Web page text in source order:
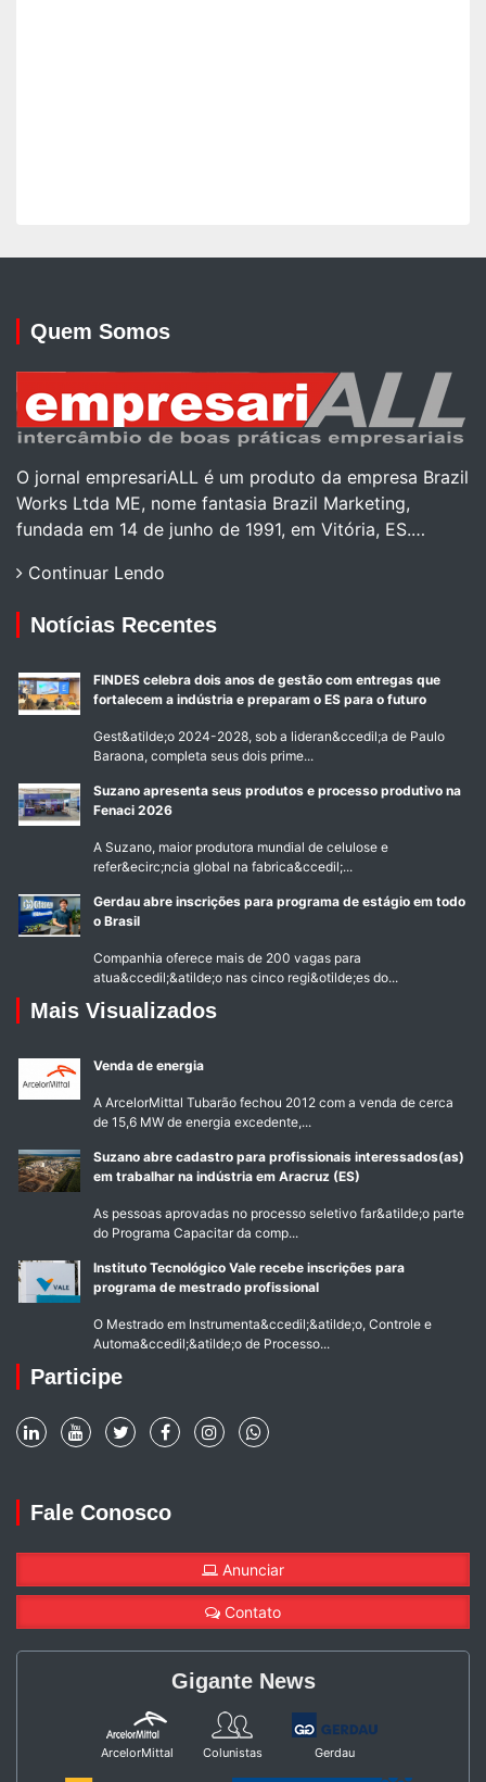
Quem Somos
O jornal empresariALL é um produto da empresa Brazil
Works Ltda ME, nome fantasia Brazil Marketing,
fundada em 14 de junho de 1991, em Vitória, ES.…
Continuar Lendo
Notícias Recentes
FINDES celebra dois anos de gestão com entregas que
fortalecem a indústria e preparam o ES para o futuro
Gest&atilde;o 2024-2028, sob a lideran&ccedil;a de Paulo
Baraona, completa seus dois prime...
Suzano apresenta seus produtos e processo produtivo na
Fenaci 2026
A Suzano, maior produtora mundial de celulose e
refer&ecirc;ncia global na fabrica&ccedil;...
Gerdau abre inscrições para programa de estágio em todo
o Brasil
Companhia oferece mais de 200 vagas para
atua&ccedil;&atilde;o nas cinco regi&otilde;es do...
Mais Visualizados
Venda de energia
A ArcelorMittal Tubarão fechou 2012 com a venda de cerca
de 15,6 MW de energia excedente,...
Suzano abre cadastro para profissionais interessados(as)
em trabalhar na indústria em Aracruz (ES)
As pessoas aprovadas no processo seletivo far&atilde;o parte
do Programa Capacitar da comp...
Instituto Tecnológico Vale recebe inscrições para
programa de mestrado profissional
O Mestrado em Instrumenta&ccedil;&atilde;o, Controle e
Automa&ccedil;&atilde;o de Processo...
Participe
Fale Conosco
Anunciar
Contato
Gigante News
ArcelorMittal Colunistas Gerdau